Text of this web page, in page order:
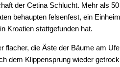
der Cetina Schlucht. Mehr als
behaupten felsenfest, ein
Kroatien stattgefunden hat.
die Äste der Bäume am
dem Klippensprung wieder